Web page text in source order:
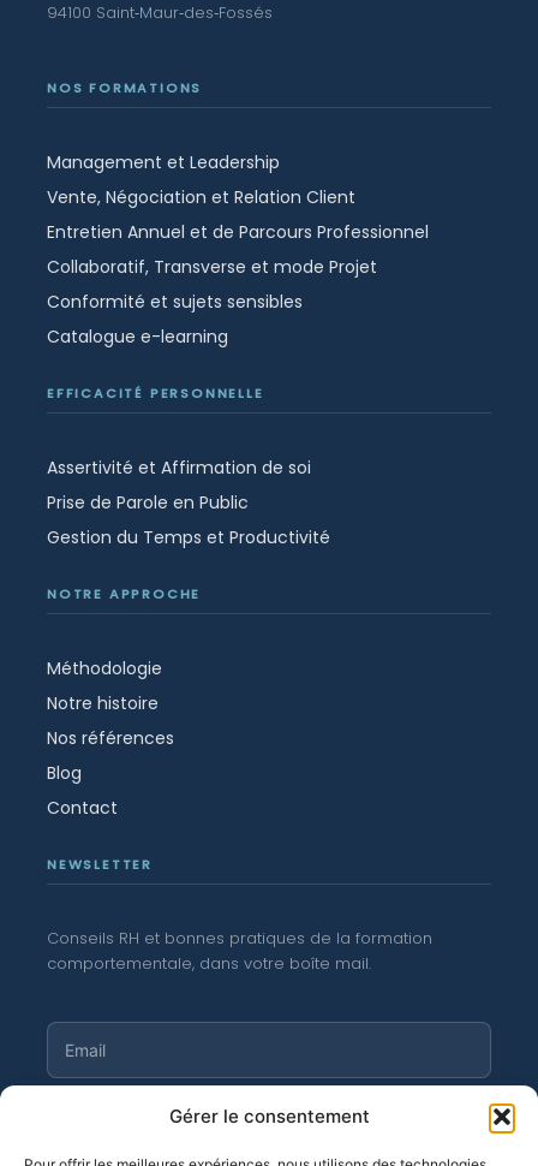
Gérer le consentement
94100 Saint‑Maur‑des‑Fossés
NOS FORMATIONS
Management et Leadership
Vente, Négociation et Relation Client
Entretien Annuel et de Parcours Professionnel
Collaboratif, Transverse et mode Projet
Conformité et sujets sensibles
Catalogue e-learning
EFFICACITÉ PERSONNELLE
Assertivité et Affirmation de soi
Prise de Parole en Public
Gestion du Temps et Productivité
NOTRE APPROCHE
Méthodologie
Notre histoire
Nos références
Blog
Contact
NEWSLETTER
Conseils RH et bonnes pratiques de la formation
comportementale, dans votre boîte mail.
S'abonner